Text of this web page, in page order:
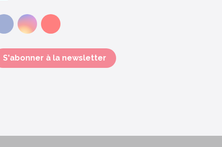
FacebookInstagramYoutube
S'abonner à la newsletter